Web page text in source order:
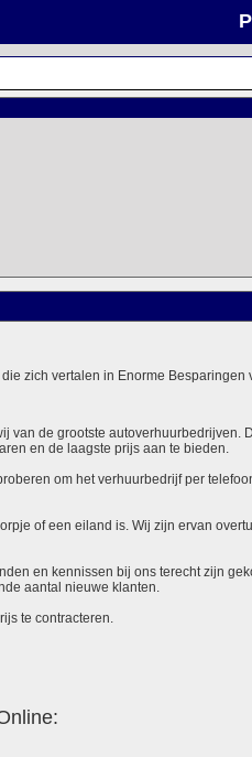
zich vertalen in Enorme Besparingen
van de grootste autoverhuurbedrijven.
en de laagste prijs aan te bieden.
om het verhuurbedrijf per
of een eiland is. Wij zijn ervan
en kennissen bij ons terecht zijn
aantal nieuwe klanten.
te contracteren.